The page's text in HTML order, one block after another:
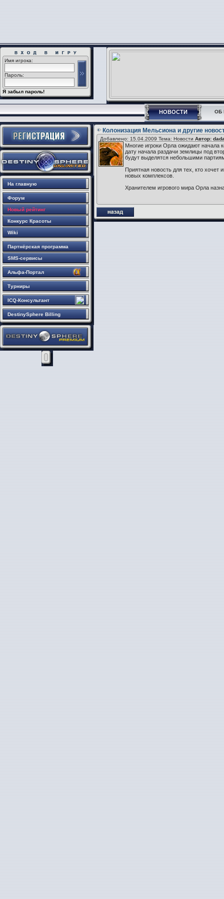
Имя игрока:
Пароль:
Я забыл пароль!
НОВОСТИ ОБ
На главную
Форум
Новый рейтинг
Конкурс Красоты
Wiki
Партнёрская программа
SMS-сервисы
Альфа-Портал
Турниры
ICQ-Консультант
DestinySphere Billing
Колонизация Мельсиона и другие
Добавлено: 15.04.2009 Тема: Новости Автор:
Многие игроки Орла ожидают начала
дату начала раздачи землицы под
будут выделятся небольшими
Приятная новость для тех, кто
новых комплексов.
Хранителем игрового мира Орла